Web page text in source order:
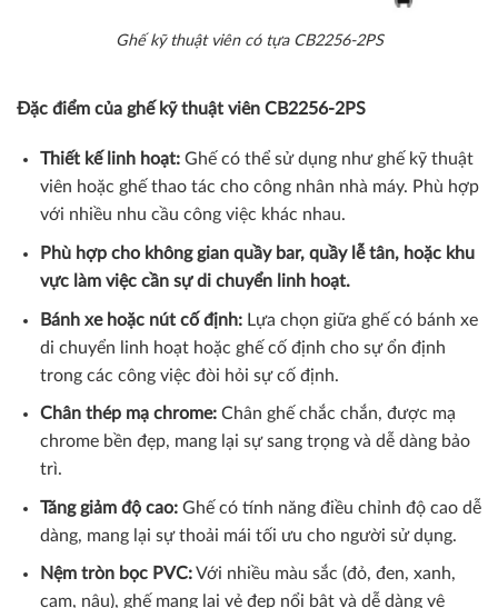
Ghế kỹ thuật viên có tựa CB2256-2PS
Đặc điểm của ghế kỹ thuật viên CB2256-2PS
Thiết kế linh hoạt:Ghế có thể sử dụng như ghế kỹ thuật
viên hoặc ghế thao tác cho công nhân nhà máy. Phù hợp
với nhiều nhu cầu công việc khác nhau.
Phù hợp cho không gian quầy bar, quầy lễ tân, hoặc khu
vực làm việc cần sự di chuyển linh hoạt.
Bánh xe hoặc nút cố định:Lựa chọn giữa ghế có bánh xe
di chuyển linh hoạt hoặc ghế cố định cho sự ổn định
trong các công việc đòi hỏi sự cố định.
Chân thép mạ chrome:Chân ghế chắc chắn, được mạ
chrome bền đẹp, mang lại sự sang trọng và dễ dàng bảo
trì.
Tăng giảm độ cao:Ghế có tính năng điều chỉnh độ cao dễ
dàng, mang lại sự thoải mái tối ưu cho người sử dụng.
Nệm tròn bọc PVC:Với nhiều màu sắc (đỏ, đen, xanh,
cam, nâu), ghế mang lại vẻ đẹp nổi bật và dễ dàng vệ